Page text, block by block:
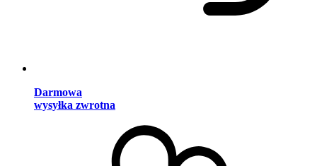
Darmowa
wysyłka zwrotna